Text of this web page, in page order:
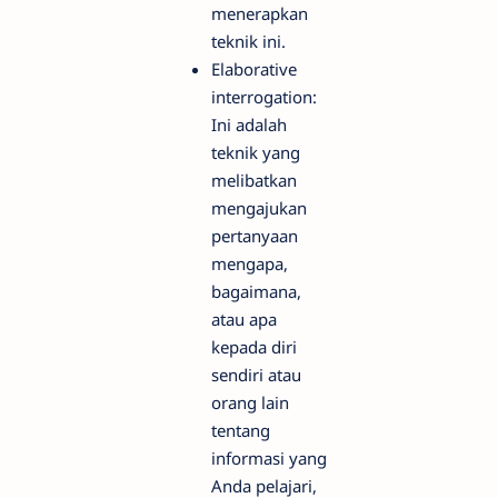
menerapkan
teknik ini.
Elaborative
interrogation:
Ini adalah
teknik yang
melibatkan
mengajukan
pertanyaan
mengapa,
bagaimana,
atau apa
kepada diri
sendiri atau
orang lain
tentang
informasi yang
Anda pelajari,